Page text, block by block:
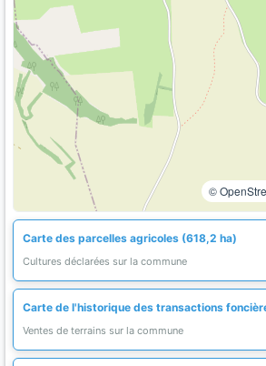
©
Carte des parcelles agricoles (618,2 ha)
Cultures déclarées sur la commune
Carte de l'historique des transactions
Ventes de terrains sur la commune